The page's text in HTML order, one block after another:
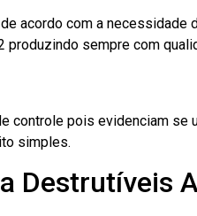
acordo com a
sempre com
controle pois evidenciam
simples.
Destrutíveis